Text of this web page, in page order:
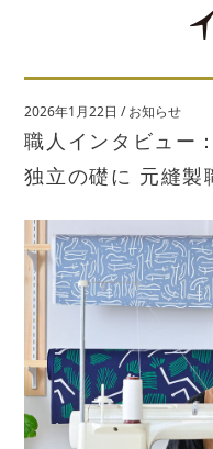
2026年1月22日 /お知らせ
職人インタビュー
独立の礎に 元縫製